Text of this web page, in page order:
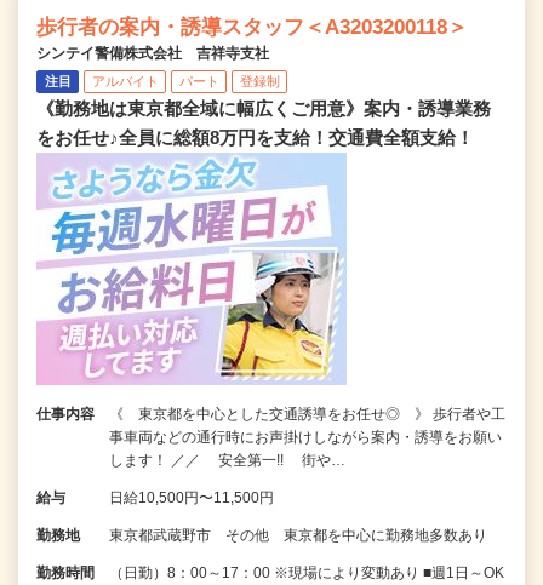
歩行者の案内・誘導スタッフ＜A3203200118＞
シンテイ警備株式会社 吉祥寺支社
注目 アルバイト パート 登録制
《勤務地は東京都全域に幅広くご用意》案内・誘導業務
をお任せ♪全員に総額8万円を支給！交通費全額支給！
仕事内容
《 東京都を中心とした交通誘導をお任せ◎ 》 歩行者や工
事車両などの通行時にお声掛けしながら案内・誘導をお願い
します！ ／／ 安全第一!! 街や…
給与 日給10,500円〜11,500円
勤務地 東京都武蔵野市 その他 東京都を中心に勤務地多数あり
勤務時間
（日勤）8：00～17：00 ※現場により変動あり ■週1日～OK